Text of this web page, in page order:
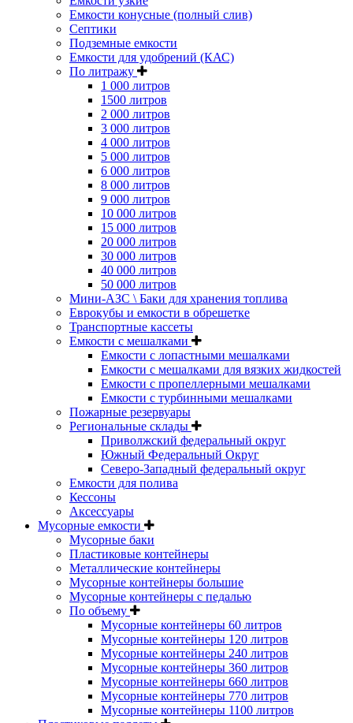
Емкости конусные (полный слив)
Септики
Подземные емкости
Емкости для удобрений (КАС)
По литражу
1 000 литров
1500 литров
2 000 литров
3 000 литров
4 000 литров
5 000 литров
6 000 литров
8 000 литров
9 000 литров
10 000 литров
15 000 литров
20 000 литров
30 000 литров
40 000 литров
50 000 литров
Мини-АЗС \ Баки для хранения топлива
Еврокубы и емкости в обрешетке
Транспортные кассеты
Емкости с мешалками
Емкости с лопастными мешалками
Емкости с мешалками для вязких жидкостей
Емкости с пропеллерными мешалками
Емкости с турбинными мешалками
Пожарные резервуары
Региональные склады
Приволжский федеральный округ
Южный Федеральный Округ
Северо-Западный федеральный округ
Емкости для полива
Кессоны
Аксессуары
Мусорные емкости
Мусорные баки
Пластиковые контейнеры
Металлические контейнеры
Мусорные контейнеры большие
Мусорные контейнеры с педалью
По объему
Мусорные контейнеры 60 литров
Мусорные контейнеры 120 литров
Мусорные контейнеры 240 литров
Мусорные контейнеры 360 литров
Мусорные контейнеры 660 литров
Мусорные контейнеры 770 литров
Мусорные контейнеры 1100 литров